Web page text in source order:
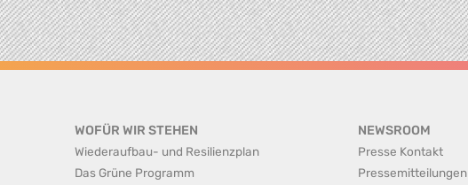
WOFÜR WIR STEHEN
Wiederaufbau- und Resilienzplan
Das Grüne Programm
NEWSROOM
Presse Kontakt
Pressemitteilungen